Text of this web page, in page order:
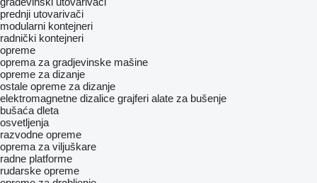
prednji utovarivači
modularni kontejneri
radnički kontejneri
opreme
oprema za gradjevinske mašine
opreme za dizanje
ostale opreme za dizanje
elektromagnetne dizalice grajferi alate za bušenje
bušaća dleta
osvetljenja
razvodne opreme
oprema za viljuškare
radne platforme
rudarske opreme